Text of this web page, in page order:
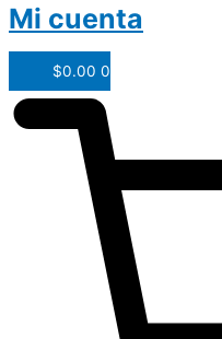
Mi cuenta
$0.00 0